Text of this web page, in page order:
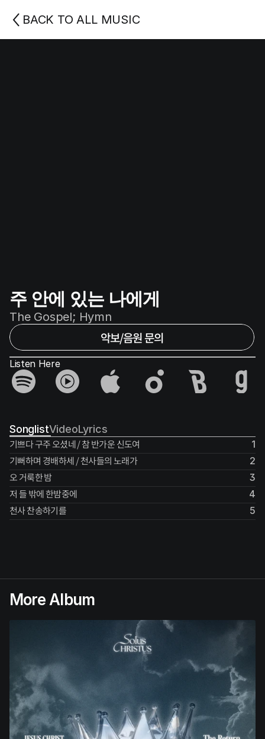
BACK TO ALL MUSIC
주 안에 있는 나에게
The Gospel; Hymn
악보/음원 문의
Listen Here
VideoLyrics
Songlist
기쁘다 구주 오셨네 / 참 반가운 신도여
1
기뻐하며 경배하세 / 천사들의 노래가 2
오 거룩한 밤 3
저 들 밖에 한밤중에 4
천사 찬송하기를 5
More Album